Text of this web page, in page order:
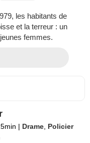
les habitants de
et la terreur : un
femmes.
| Drame, Policier